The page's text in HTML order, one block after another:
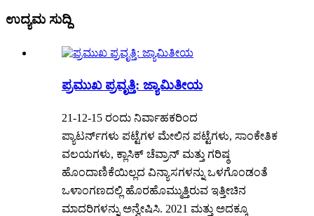
ಉದ್ಯಮ ಸುದ್ದಿ
ಪ್ರಮುಖ ಪ್ರವೃತ್ತಿ: ಜ್ಯಾಮಿತೀಯ
21-12-15 ರಂದು ನಿರ್ವಾಹಕರಿಂದ
ಪ್ಯಾಟರ್ನ್‌ಗಳು ಪಟ್ಟೆಗಳ ಮೇಲಿನ ಪಟ್ಟೆಗಳು, ಸಾಂಕೇತಿಕ
ವಲಯಗಳು, ಕ್ಲಾಸಿಕ್ ಚೆವ್ರಾನ್ ಮತ್ತು ಗರಿಷ್ಠ
ಹೊಂದಾಣಿಕೆಯಿಲ್ಲದ ವಿನ್ಯಾಸಗಳನ್ನು ಒಳಗೊಂಡಂತೆ
ಒಳಾಂಗಣದಲ್ಲಿ ಹೊರಹೊಮ್ಮುತ್ತಿರುವ ಇತ್ತೀಚಿನ
ಮಾದರಿಗಳನ್ನು ಅನ್ವೇಷಿಸಿ. 2021 ಮತ್ತು ಅದಕ್ಕೂ